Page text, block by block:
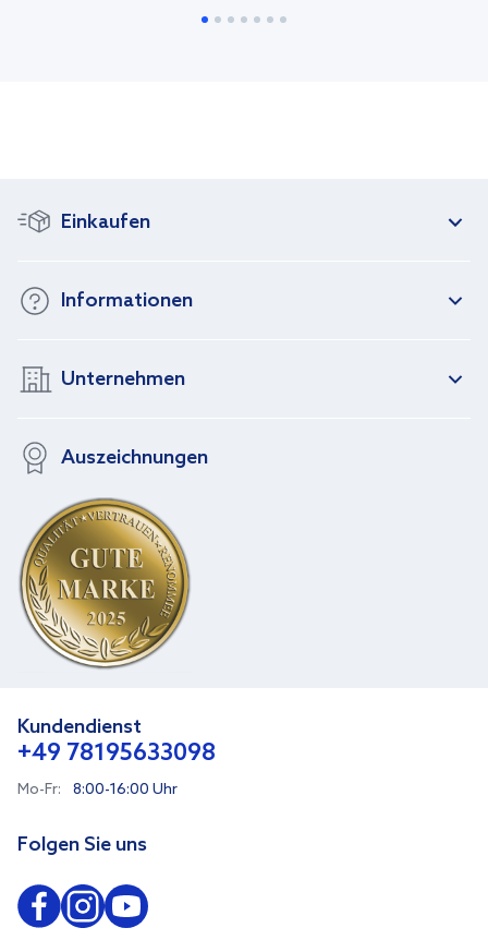
Einkaufen
Informationen
Unternehmen
Auszeichnungen
Kundendienst
+49 78195633098
Mo-Fr: 8:00-16:00 Uhr
Folgen Sie uns